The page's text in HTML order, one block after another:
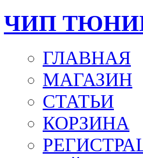
ЧИП
ГЛАВНАЯ
МАГАЗИН
СТАТЬИ
КОРЗИНА